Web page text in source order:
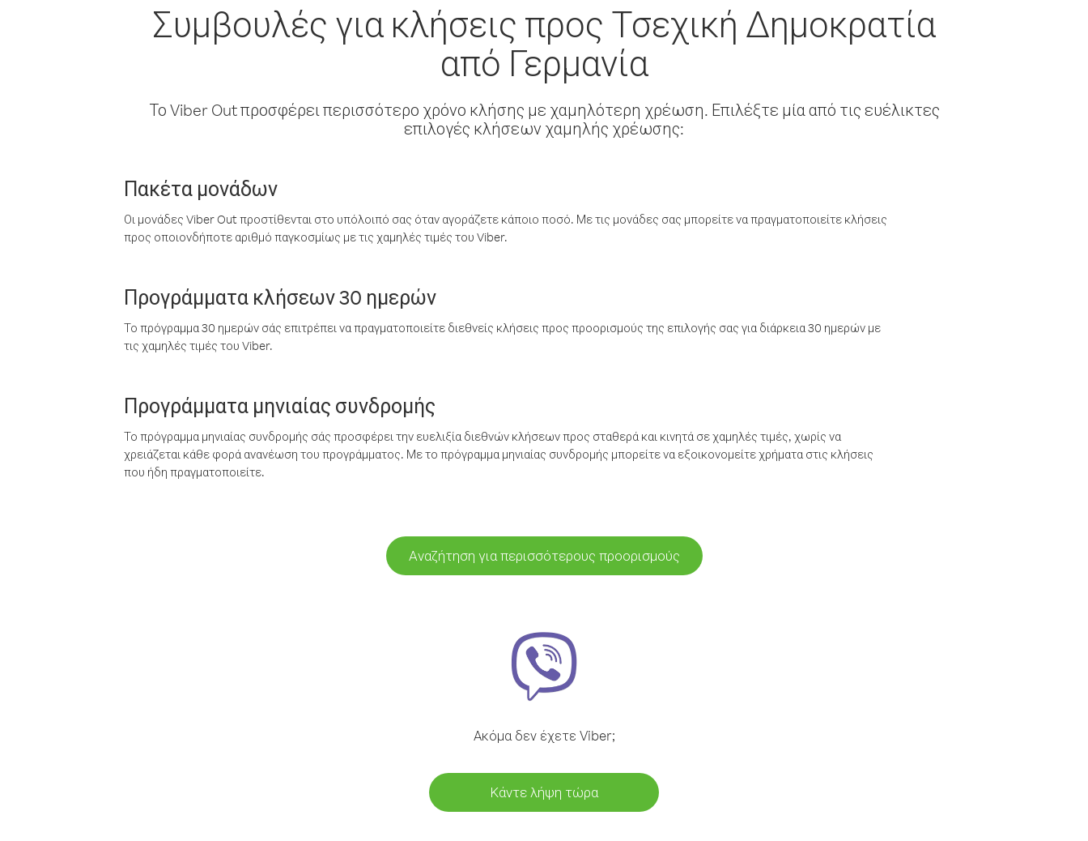
Συμβουλές για κλήσεις προς Τσεχική Δημοκρατία
από Γερμανία
Το Viber Out προσφέρει περισσότερο χρόνο κλήσης με χαμηλότερη χρέωση. Επιλέξτε μία από τις ευέλικτες
επιλογές κλήσεων χαμηλής χρέωσης:
Πακέτα μονάδων
Οι μονάδες Viber Out προστίθενται στο υπόλοιπό σας όταν αγοράζετε κάποιο ποσό. Με τις μονάδες σας μπορείτε να πραγματοποιείτε κλήσεις
προς οποιονδήποτε αριθμό παγκοσμίως με τις χαμηλές τιμές του Viber.
Προγράμματα κλήσεων 30 ημερών
Το πρόγραμμα 30 ημερών σάς επιτρέπει να πραγματοποιείτε διεθνείς κλήσεις προς προορισμούς της επιλογής σας για διάρκεια 30 ημερών με
τις χαμηλές τιμές του Viber.
Προγράμματα μηνιαίας συνδρομής
Το πρόγραμμα μηνιαίας συνδρομής σάς προσφέρει την ευελιξία διεθνών κλήσεων προς σταθερά και κινητά σε χαμηλές τιμές, χωρίς να
χρειάζεται κάθε φορά ανανέωση του προγράμματος. Με το πρόγραμμα μηνιαίας συνδρομής μπορείτε να εξοικονομείτε χρήματα στις κλήσεις
που ήδη πραγματοποιείτε.
Αναζήτηση για περισσότερους προορισμούς
Ακόμα δεν έχετε Viber;
Κάντε λήψη τώρα